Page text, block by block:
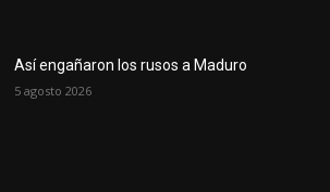
Así engañaron los rusos a Maduro
5 agosto 2026